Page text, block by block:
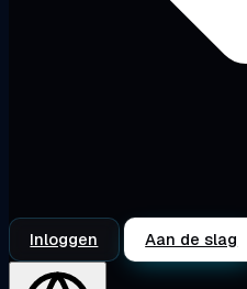
Inloggen Aan de slag